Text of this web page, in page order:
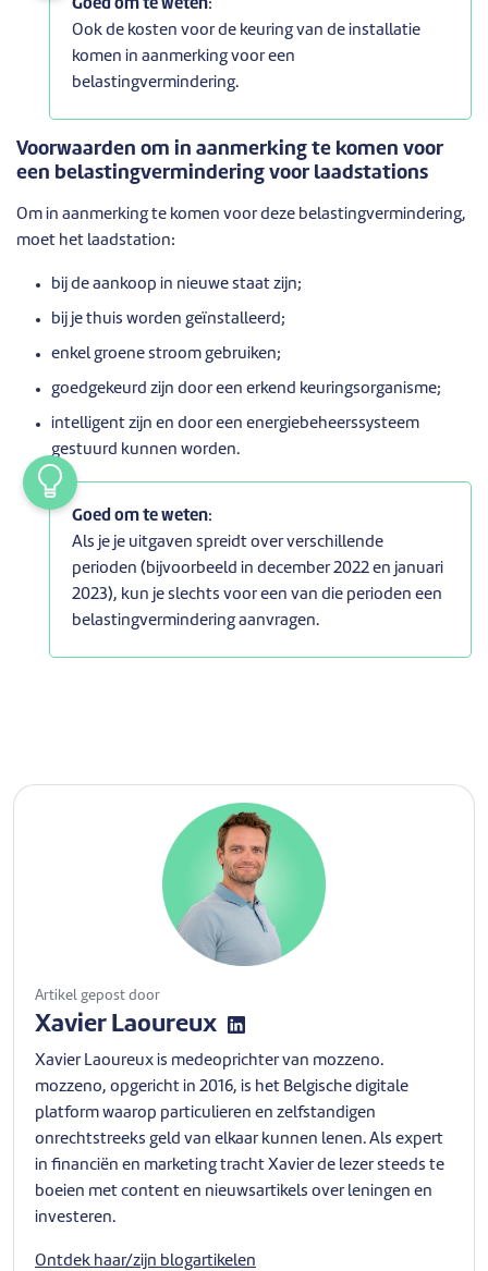
Goed om te weten:
Ook de kosten voor de keuring van de installatie
komen in aanmerking voor een
belastingvermindering.
Voorwaarden om in aanmerking te komen voor
een belastingvermindering voor laadstations
Om in aanmerking te komen voor deze belastingvermindering,
moet het laadstation:
bij de aankoop in nieuwe staat zijn;
bij je thuis worden geïnstalleerd;
enkel groene stroom gebruiken;
goedgekeurd zijn door een erkend keuringsorganisme;
intelligent zijn en door een energiebeheerssysteem
gestuurd kunnen worden.
Goed om te weten:
Als je je uitgaven spreidt over verschillende
perioden (bijvoorbeeld in december 2022 en januari
2023), kun je slechts voor een van die perioden een
belastingvermindering aanvragen.
Artikel gepost door
Xavier Laoureux
Xavier Laoureux is medeoprichter van mozzeno.
mozzeno, opgericht in 2016, is het Belgische digitale
platform waarop particulieren en zelfstandigen
onrechtstreeks geld van elkaar kunnen lenen. Als expert
in financiën en marketing tracht Xavier de lezer steeds te
boeien met content en nieuwsartikels over leningen en
investeren.
Ontdek haar/zijn blogartikelen